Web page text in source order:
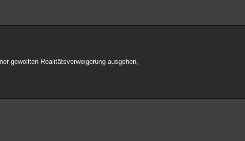
gewollten Realitätsverweigerung ausgehen,